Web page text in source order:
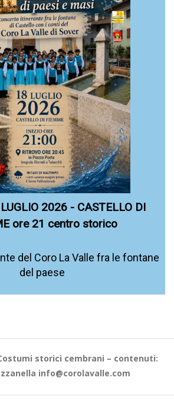
2026 - CASTELLO DI
ore 21 centro storico
del Coro La Valle fra le fontane
del paese
Costumi storici cembrani – contenuti:
info@corolavalle.com